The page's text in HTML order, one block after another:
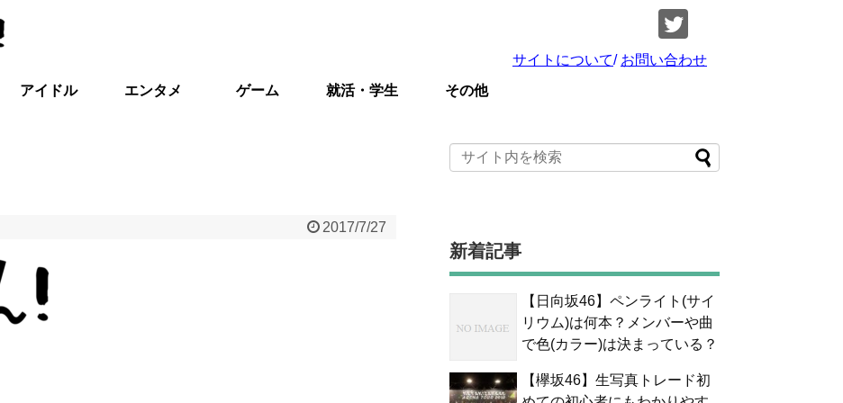
サイトについて/ お問い合わせ
アイドル エンタメ ゲーム 就活・学生 その他
2017/7/27
新着記事
【日向坂46】ペンライト(サイ
リウム)は何本？メンバーや曲
で色(カラー)は決まっている？
【欅坂46】生写真トレード初